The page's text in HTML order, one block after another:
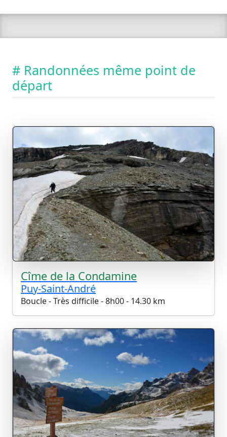
# Randonnées même point de
départ
Cîme de la Condamine
Puy-Saint-André
Boucle - Très difficile - 8h00 - 14.30 km